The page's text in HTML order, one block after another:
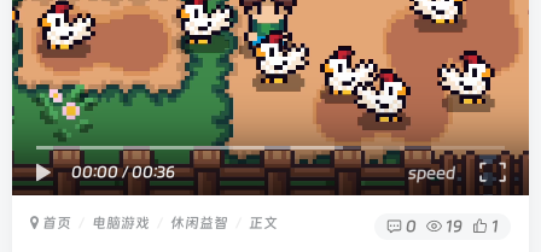
00:00/00:36 speed
首页 电脑游戏 休闲益智 正文 0 19 1